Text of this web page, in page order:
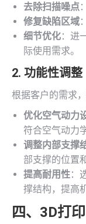
去除扫描噪点
修复缺陷区域
细节优化：进
际使用需求。
2. 功能性调整
根据客户的需求
优化空气动力
符合空气动力
调整内部支撑
部支撑的位置
提高耐用性：
撑结构，提高
四、 3D打印